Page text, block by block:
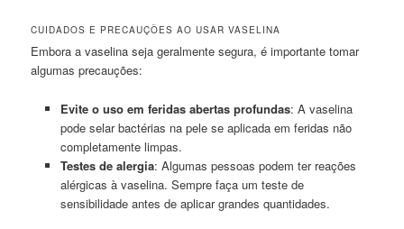
CUIDADOS E PRECAUÇÕES AO USAR VASELINA
Embora a vaselina seja geralmente segura, é importante tomar
algumas precauções:
Evite o uso em feridas abertas profundas: A vaselina
pode selar bactérias na pele se aplicada em feridas não
completamente limpas.
Testes de alergia: Algumas pessoas podem ter reações
alérgicas à vaselina. Sempre faça um teste de
sensibilidade antes de aplicar grandes quantidades.